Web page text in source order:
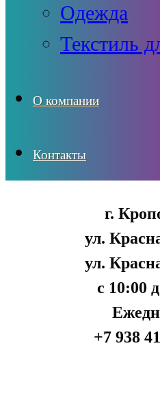
Одежда
Текстиль
О компании
Контакты
г.
ул.
ул.
с 10:00
+7 938